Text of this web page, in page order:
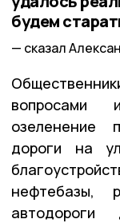
будем
сказал
вопросами
озеленение
дороги на
нефтебазы,